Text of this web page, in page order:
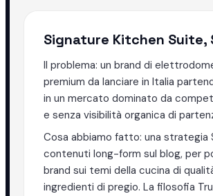
Signature Kitchen Suite,
Il problema: un brand di
premium da lanciare in Italia
in un mercato dominato da
e senza visibilità organica di
Cosa abbiamo fatto: una strategia
contenuti long-form sul blog, per
brand sui temi della cucina di
ingredienti di pregio. La filosofia